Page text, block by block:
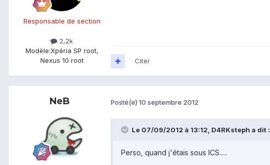
Responsable de section
2,2k
Modèle:Xpéria SP root,
Nexus 10 root
Citer
NeB Posté(e) 10 septembre 2012
Le 07/09/2012 à 13:12, D4RKsteph a dit :
Perso, quand j'étais sous ICS.....